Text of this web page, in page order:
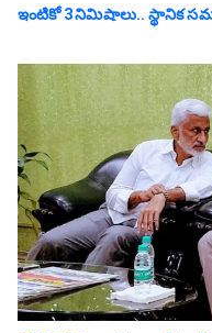
ఇంటికో 3 నిమిషాలు.. స్థానిక